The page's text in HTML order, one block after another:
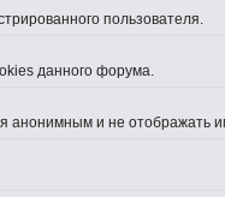
пользователя.
данного форума.
анонимным и не отображать